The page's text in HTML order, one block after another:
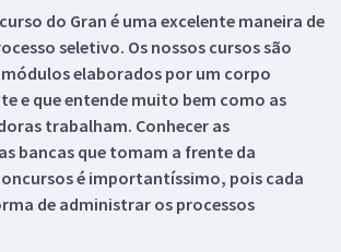
do Gran é uma excelente maneira de
seletivo. Os nossos cursos são
elaborados por um corpo
e que entende muito bem como as
trabalham. Conhecer as
bancas que tomam a frente da
é importantíssimo, pois cada
de administrar os processos